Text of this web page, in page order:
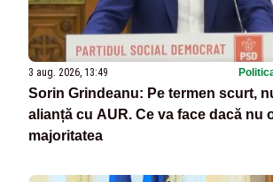
3 aug. 2026, 13:49
Sorin Grindeanu: Pe termen scurt,
alianță cu AUR. Ce va face dacă nu
majoritatea